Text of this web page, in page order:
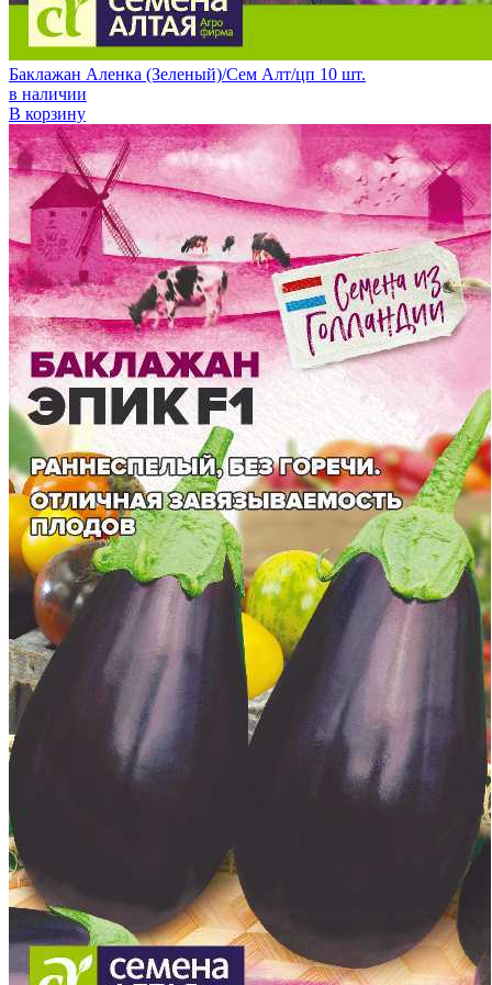
Баклажан Аленка (Зеленый)/Сем Алт/цп 10 шт.
в наличии
В корзину